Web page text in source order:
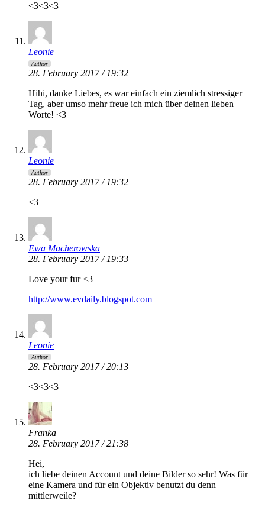
<3<3<3
Leonie
Author
28. February 2017 / 19:32
Hihi, danke Liebes, es war einfach ein ziemlich stressiger
Tag, aber umso mehr freue ich mich über deinen lieben
Worte! <3
Leonie
Author
28. February 2017 / 19:32
<3
Ewa Macherowska
28. February 2017 / 19:33
Love your fur <3
http://www.evdaily.blogspot.com
Leonie
Author
28. February 2017 / 20:13
<3<3<3
Franka
28. February 2017 / 21:38
Hei,
ich liebe deinen Account und deine Bilder so sehr! Was für
eine Kamera und für ein Objektiv benutzt du denn
mittlerweile?